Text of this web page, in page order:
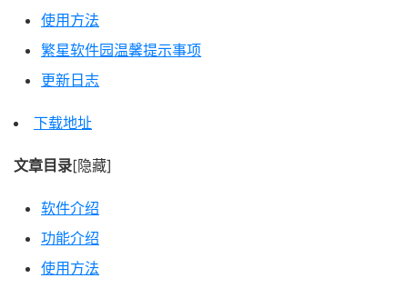
使用方法
繁星软件园温馨提示事项
更新日志
下载地址
文章目录[隐藏]
软件介绍
功能介绍
使用方法